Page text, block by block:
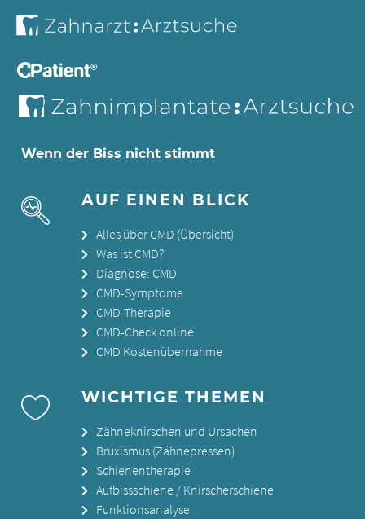
Wenn der Biss nicht stimmt
AUF EINEN BLICK
Alles über CMD (Übersicht)
Was ist CMD?
Diagnose: CMD
CMD-Symptome
CMD-Therapie
CMD-Check online
CMD Kostenübernahme
WICHTIGE THEMEN
Zähneknirschen und Ursachen
Bruxismus (Zähnepressen)
Schienentherapie
Aufbissschiene / Knirscherschiene
Funktionsanalyse